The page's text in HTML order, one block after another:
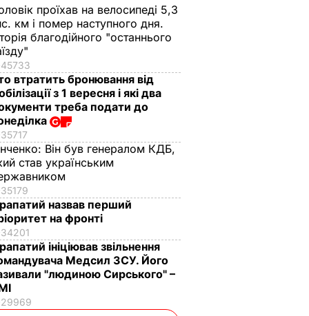
проїхав на велосипеді 5,3
км і помер наступного дня.
благодійного "останнього
45733
втратить бронювання від
з 1 вересня і які два
треба подати до
35717
Він був генералом КДБ,
став українським
35179
назвав перший
на фронті
34201
ініціював звільнення
Медсил ЗСУ. Його
"людиною Сирського" –
29969